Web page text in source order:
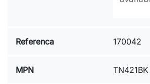
Referenca 170042
MPN TN421BK